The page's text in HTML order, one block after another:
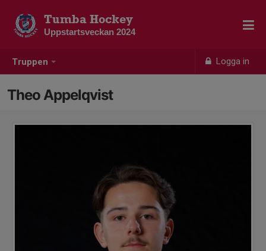
Truppen Logga in
Tumba Hockey
Uppstartsveckan 2024
Theo Appelqvist